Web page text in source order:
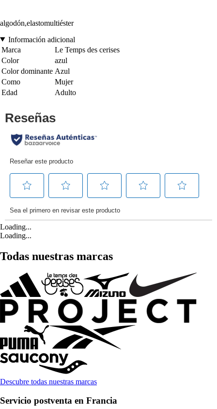
algodón,elastomultiéster
Información adicional
Marca
Le Temps des cerises
Color
azul
Color dominante Azul
Como
Mujer
Edad
Adulto
Loading...
Loading...
Todas nuestras marcas
Descubre todas nuestras marcas
Servicio postventa en Francia